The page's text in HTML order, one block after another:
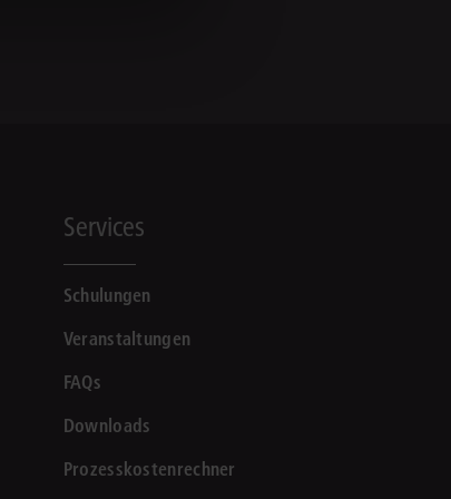
Services
Schulungen
Veranstaltungen
FAQs
Downloads
Prozesskostenrechner